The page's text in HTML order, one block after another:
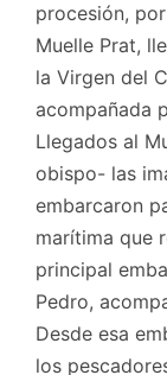
procesión,
Muelle Prat,
la Virgen del
acompañada
Llegados al
obispo- las
embarcaron
marítima que
principal
Pedro,
Desde esa
los